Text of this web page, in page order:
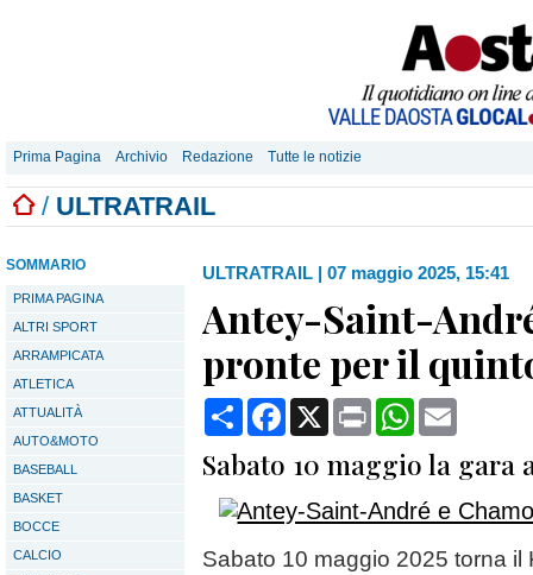
Prima Pagina Archivio Redazione Tutte le notizie
/ ULTRATRAIL
SOMMARIO
PRIMA PAGINA
ALTRI SPORT
ARRAMPICATA
ATLETICA
ATTUALITÀ
AUTO&MOTO
BASEBALL
BASKET
BOCCE
CALCIO
ULTRATRAIL | 07 maggio 2025, 15:41
Antey-Saint-
pronte per il
CondividiFacebook
X Print WhatsApp
Sabato 10 maggio la
Sabato 10 maggio 2025 torna il